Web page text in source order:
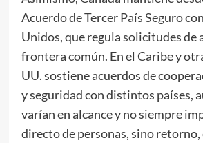
Acuerdo de Tercer País Seguro
Unidos, que regula solicitudes de
frontera común. En el Caribe y
UU. sostiene acuerdos de
y seguridad con distintos países,
varían en alcance y no siempre
directo de personas, sino